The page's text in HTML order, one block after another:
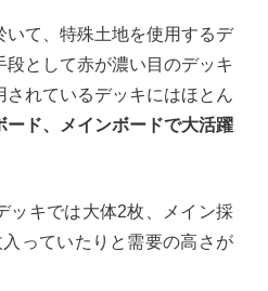
いて、特殊土地を使用するデ
段として赤が濃い目のデッキ
れているデッキにはほとん
ード、メインボードで大活躍
ッキでは大体2枚、メイン採
っていたりと需要の高さが